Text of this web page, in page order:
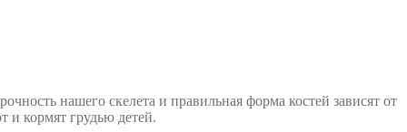
нашего скелета и правильная форма костей зависят от
кормят грудью детей.